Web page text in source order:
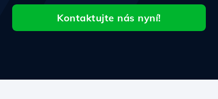
Kontaktujte nás nyní!